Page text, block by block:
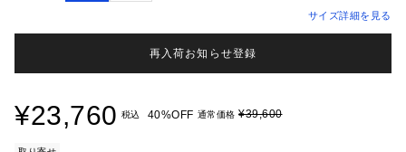
サイズ詳細を見る
再入荷お知らせ登録
¥23,760 税込 40%OFF 通常価格 ¥39,600